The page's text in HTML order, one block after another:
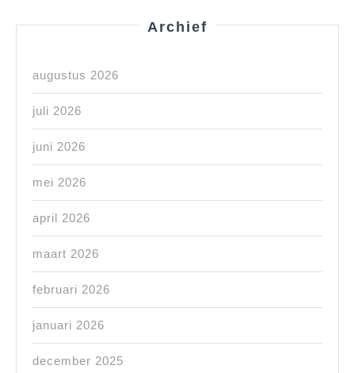
Archief
augustus 2026
juli 2026
juni 2026
mei 2026
april 2026
maart 2026
februari 2026
januari 2026
december 2025